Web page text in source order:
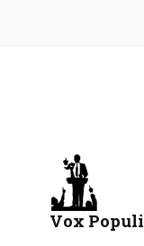
Vox Populi